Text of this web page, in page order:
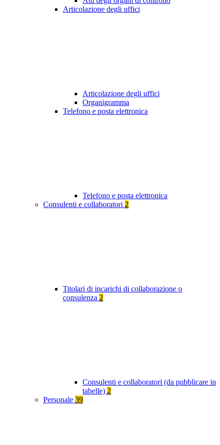
Articolazione degli uffici
Articolazione degli uffici
Organigramma
Telefono e posta elettronica
Telefono e posta elettronica
Consulenti e collaboratori 2
Titolari di incarichi di collaborazione o
consulenza 2
Consulenti e collaboratori (da pubblicare in
tabelle) 2
Personale 39